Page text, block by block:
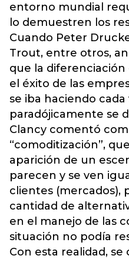
entorno mundial
lo demuestren los
Cuando Peter
Trout, entre otros,
que la
el éxito de las
se iba haciendo
paradójicamente se
Clancy comentó
“comoditización”,
aparición de un
parecen y se ven
clientes (mercados),
cantidad de
en el manejo de las
situación no podía
Con esta realidad,